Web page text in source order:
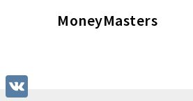
MoneyMasters